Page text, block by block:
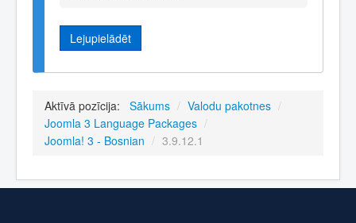
Lejupielādēt
Aktīvā pozīcija: Sākums / Valodu pakotnes /
Joomla 3 Language Packages /
Joomla! 3 - Bosnian / 3.9.12.1